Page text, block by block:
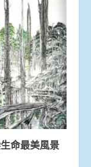
命最美風景